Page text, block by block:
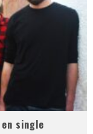
single